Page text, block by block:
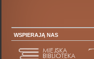
WSPIERAJĄ NAS